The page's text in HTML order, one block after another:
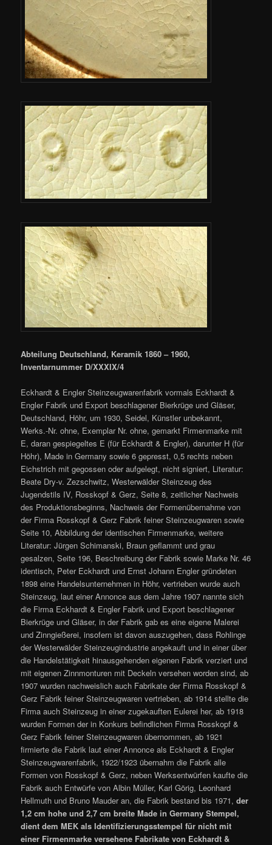
Abteilung Deutschland, Keramik 1860 – 1960,
Inventarnummer D/XXXIX/4
Eckhardt & Engler Steinzeugwarenfabrik vormals Eckhardt &
Engler Fabrik und Export beschlagener Bierkrüge und Gläser,
Deutschland, Höhr, um 1930, Seidel, Künstler unbekannt,
Werks.-Nr. ohne, Exemplar Nr. ohne, gemarkt Firmenmarke mit
E, daran gespiegeltes E (für Eckhardt & Engler), darunter H (für
Höhr), Made in Germany sowie 6 gepresst, 0,5 rechts neben
Eichstrich mit gegossen oder aufgelegt, nicht signiert, Literatur:
Beate Dry-v. Zezschwitz, Westerwälder Steinzeug des
Jugendstils IV, Rosskopf & Gerz, Seite 8, zeitlicher Nachweis
des Produktionsbeginns, Nachweis der Formenübernahme von
der Firma Rosskopf & Gerz Fabrik feiner Steinzeugwaren sowie
Seite 10, Abbildung der identischen Firmenmarke, weitere
Literatur: Jürgen Schimanski, Braun geflammt und grau
gesalzen, Seite 196, Beschreibung der Fabrik sowie Marke Nr. 46
identisch, Peter Eckhardt und Ernst Johann Engler gründeten
1898 eine Handelsunternehmen in Höhr, vertrieben wurde auch
Steinzeug, laut einer Annonce aus dem Jahre 1907 nannte sich
die Firma Eckhardt & Engler Fabrik und Export beschlagener
Bierkrüge und Gläser, in der Fabrik gab es eine eigene Malerei
und Zinngießerei, insofern ist davon auszugehen, dass Rohlinge
der Westerwälder Steinzeugindustrie angekauft und in einer über
die Handelstätigkeit hinausgehenden eigenen Fabrik verziert und
mit eigenen Zinnmonturen mit Deckeln versehen worden sind, ab
1907 wurden nachweislich auch Fabrikate der Firma Rosskopf &
Gerz Fabrik feiner Steinzeugwaren vertrieben, ab 1914 stellte die
Firma auch Steinzeug in einer zugekauften Eulerei her, ab 1918
wurden Formen der in Konkurs befindlichen Firma Rosskopf &
Gerz Fabrik feiner Steinzeugwaren übernommen, ab 1921
firmierte die Fabrik laut einer Annonce als Eckhardt & Engler
Steinzeugwarenfabrik, 1922/1923 übernahm die Fabrik alle
Formen von Rosskopf & Gerz, neben Werksentwürfen kaufte die
Fabrik auch Entwürfe von Albin Müller, Karl Görig, Leonhard
Hellmuth und Bruno Mauder an, die Fabrik bestand bis 1971,der
1,2 cm hohe und 2,7 cm breite Made in Germany Stempel,
dient dem MEK als Identifizierungsstempel für nicht mit
einer Firmenmarke versehene Fabrikate von Eckhardt &